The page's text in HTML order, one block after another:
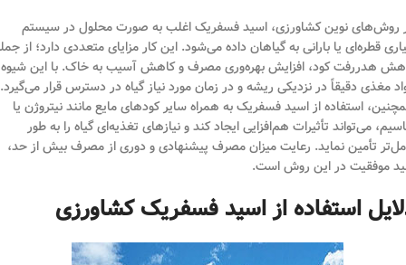
روش‌های نوین کشاورزی، اسید فسفریک اغلب به صورت محلول در سیستم
قطره‌ای یا بارانی به گیاهان داده می‌شود. این کار مزایای متعددی دارد؛ از
هدررفت کود، افزایش بهره‌وری مصرف و کاهش آسیب به خاک. با این
مغذی دقیقاً در نزدیکی ریشه و در زمان مورد نیاز گیاه در دسترس قرار می‌گیرد.
استفاده از اسید فسفریک به همراه سایر کودهای مایع مانند نیتروژن یا
می‌تواند تأثیرات هم‌افزایی ایجاد کند و نیازهای تغذیه‌ای گیاه را به طور
تأمین نماید. رعایت میزان مصرف پیشنهادی و دوری از مصرف بیش از حد،
موفقیت در این روش است.
استفاده از اسید فسفریک کشاورزی